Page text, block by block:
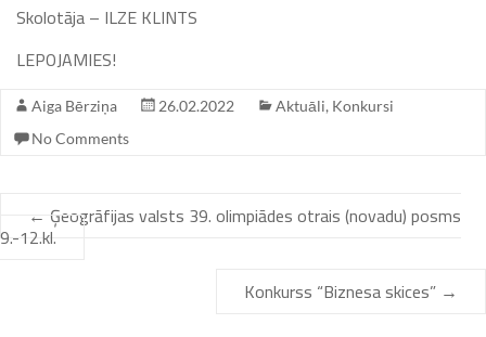
Skolotāja – ILZE KLINTS
LEPOJAMIES!
Aiga Bērziņa 26.02.2022 Aktuāli, Konkursi
No Comments
← Ģeogrāfijas valsts 39. olimpiādes otrais (novadu) posms
9.-12.kl.
Konkurss “Biznesa skices” →